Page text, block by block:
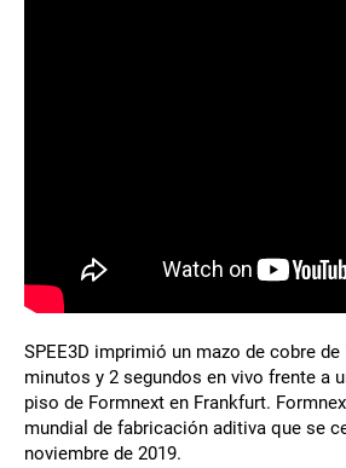
SPEE3D imprimió un mazo de cobre de
minutos y 2 segundos en vivo frente a
piso de Formnext en Frankfurt.
mundial de fabricación aditiva que se
noviembre de 2019.